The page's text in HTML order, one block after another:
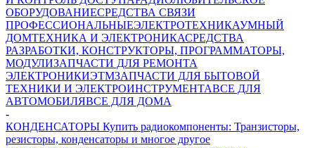
ОБОРУДОВАНИЕСРЕДСТВА СВЯЗИ
ПРОФЕССИОНАЛЬНЫЕЭЛЕКТРОТЕХНИКАУМНЫЙ
ДОМТЕХНИКА И ЭЛЕКТРОНИКАСРЕДСТВА
РАЗРАБОТКИ, КОНСТРУКТОРЫ, ПРОГРАММАТОРЫ,
МОДУЛИЗАПЧАСТИ ДЛЯ РЕМОНТА
ЭЛЕКТРОНИКИЭТМЗАПЧАСТИ ДЛЯ БЫТОВОЙ
ТЕХНИКИ И ЭЛЕКТРОИНСТРУМЕНТАВСЕ ДЛЯ
АВТОМОБИЛЯВСЕ ДЛЯ ДОМА
-
КОНДЕНСАТОРЫ Купить радиокомпоненты: Транзисторы,
резисторы, конденсаторы и многое другое